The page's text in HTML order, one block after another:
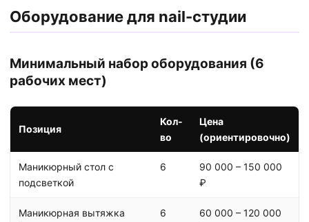
Оборудование для nail-студии
Минимальный набор оборудования (6
рабочих мест)
Позиция
Кол-
во
Цена
(ориентировочно)
Маникюрный стол с
подсветкой
6
90 000 – 150 000
₽
Маникюрная вытяжка
6
60 000 – 120 000